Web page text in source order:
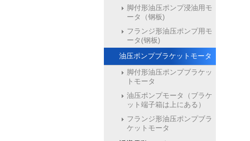
脚付形油压ポンプ浸油用モ
ータ（钢板)
フランジ形油压ポンプ用モ
ータ(钢板)
油压ポンプブラケットモータ
脚付形油压ポンプブラケッ
トモータ
油压ポンプモータ（ブラケ
ット端子箱は上にある）
フランジ形油压ポンプブラ
ケットモータ